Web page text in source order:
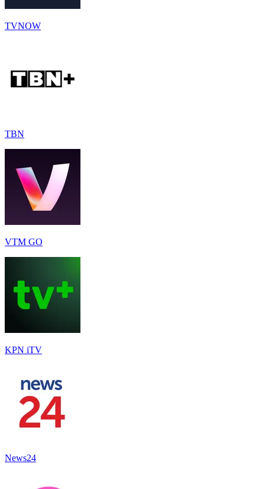
TVNOW
TBN
VTM GO
KPN iTV
News24